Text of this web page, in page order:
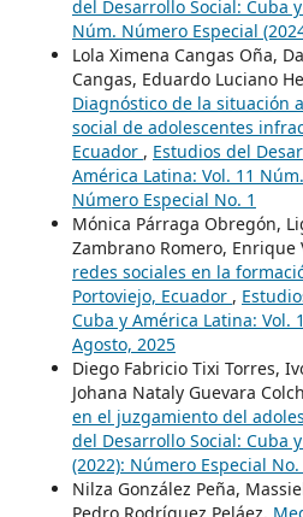
del Desarrollo Social: Cuba
Núm. Número Especial
Lola Ximena Cangas Oña,
Cangas, Eduardo Luciano
Diagnóstico de la situación
social de adolescentes
Ecuador , Estudios del
América Latina: Vol. 11
Número Especial No. 1
Mónica Párraga Obregón,
Zambrano Romero, Enrique
redes sociales en la
Portoviejo, Ecuador ,
Cuba y América Latina: Vol.
Agosto, 2025
Diego Fabricio Tixi Torres,
Johana Nataly Guevara
en el juzgamiento del
del Desarrollo Social: Cuba
(2022): Número Especial No.
Nilza González Peña,
Pedro Rodríguez Peláez,